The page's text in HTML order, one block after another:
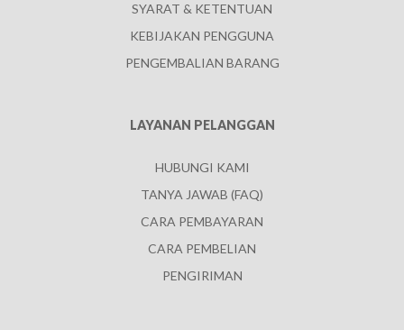
SYARAT & KETENTUAN
KEBIJAKAN PENGGUNA
PENGEMBALIAN BARANG
LAYANAN PELANGGAN
HUBUNGI KAMI
TANYA JAWAB (FAQ)
CARA PEMBAYARAN
CARA PEMBELIAN
PENGIRIMAN